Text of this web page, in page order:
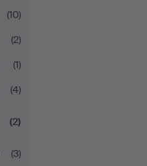
(10)
(2)
(1)
(4)
(2)
(3)